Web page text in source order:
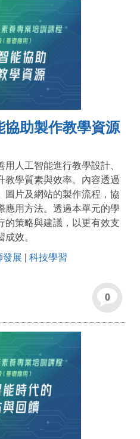
助製作教學資源
人工智能進行教學設計、
教學質素與效率。內容透過
圖片及網站的製作流程，協
應用方法。透過本單元的學
的策略與建議，以更有效支
效。
發展 科技學習
0